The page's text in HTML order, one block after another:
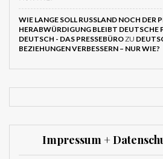
WIE LANGE SOLL RUSSLAND NOCH DER
HERABWÜRDIGUNG BLEIBT
DEUTSCH - DAS PRESSEBÜROZU
BEZIEHUNGEN VERBESSERN – NUR WIE?
Impressum +